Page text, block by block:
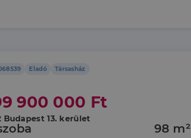
Eladó Társasház
900 000 Ft
Budapest 13. kerület
98 m²